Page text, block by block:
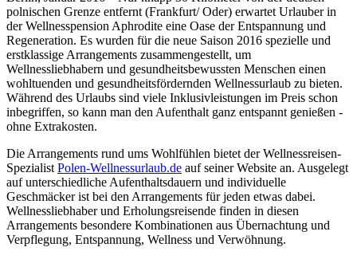
polnischen Grenze entfernt (Frankfurt/ Oder) erwartet Urlauber in
der Wellnesspension Aphrodite eine Oase der Entspannung und
Regeneration. Es wurden für die neue Saison 2016 spezielle und
erstklassige Arrangements zusammengestellt, um
Wellnessliebhabern und gesundheitsbewussten Menschen einen
wohltuenden und gesundheitsfördernden Wellnessurlaub zu bieten.
Während des Urlaubs sind viele Inklusivleistungen im Preis schon
inbegriffen, so kann man den Aufenthalt ganz entspannt genießen -
ohne Extrakosten.
Die Arrangements rund ums Wohlfühlen bietet der Wellnessreisen-
Spezialist Polen-Wellnessurlaub.de auf seiner Website an. Ausgelegt
auf unterschiedliche Aufenthaltsdauern und individuelle
Geschmäcker ist bei den Arrangements für jeden etwas dabei.
Wellnessliebhaber und Erholungsreisende finden in diesen
Arrangements besondere Kombinationen aus Übernachtung und
Verpflegung, Entspannung, Wellness und Verwöhnung.